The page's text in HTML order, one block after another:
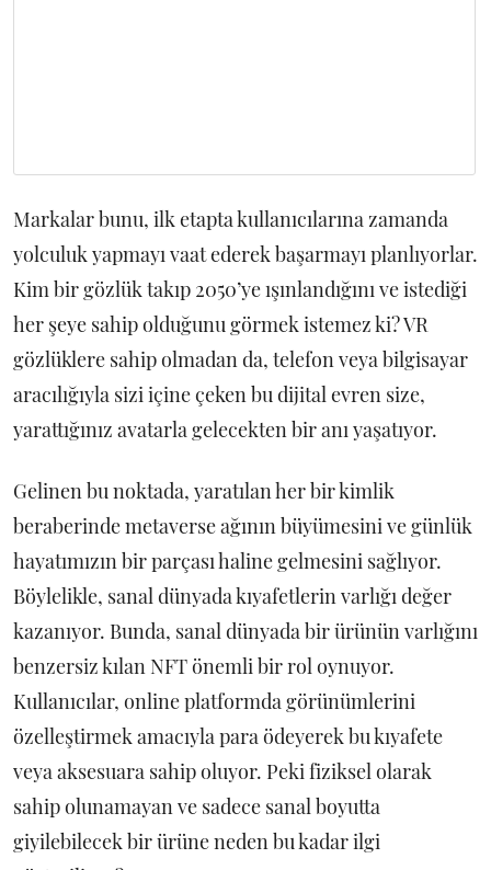
Markalar bunu, ilk etapta kullanıcılarına zamanda
yolculuk yapmayı vaat ederek başarmayı planlıyorlar.
Kim bir gözlük takıp 2050’ye ışınlandığını ve istediği
her şeye sahip olduğunu görmek istemez ki? VR
gözlüklere sahip olmadan da, telefon veya bilgisayar
aracılığıyla sizi içine çeken bu dijital evren size,
yarattığınız avatarla gelecekten bir anı yaşatıyor.
Gelinen bu noktada, yaratılan her bir kimlik
beraberinde metaverse ağının büyümesini ve günlük
hayatımızın bir parçası haline gelmesini sağlıyor.
Böylelikle, sanal dünyada kıyafetlerin varlığı değer
kazanıyor. Bunda, sanal dünyada bir ürünün varlığını
benzersiz kılan NFT önemli bir rol oynuyor.
Kullanıcılar, online platformda görünümlerini
özelleştirmek amacıyla para ödeyerek bu kıyafete
veya aksesuara sahip oluyor. Peki fiziksel olarak
sahip olunamayan ve sadece sanal boyutta
giyilebilecek bir ürüne neden bu kadar ilgi